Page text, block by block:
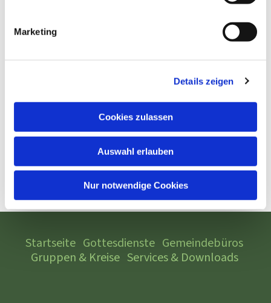
Marketing
Details zeigen
Cookies zulassen
Auswahl erlauben
Nur notwendige Cookies
Startseite Gottesdienste Gemeindebüros
Gruppen & Kreise Services & Downloads